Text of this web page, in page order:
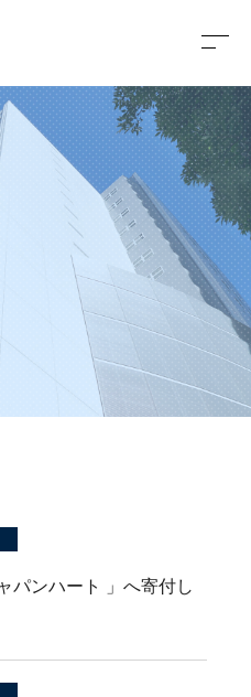
パンハート 」へ寄付し